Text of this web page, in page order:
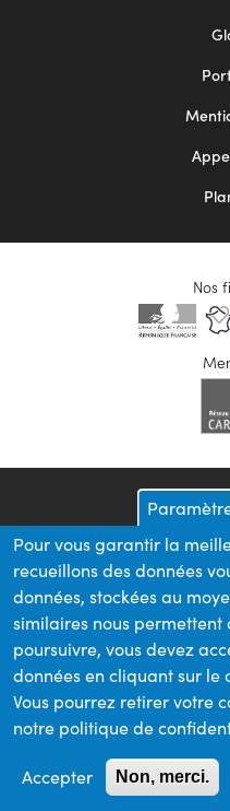
Nos
Pour vous garantir la
recueillons des données
données, stockées au
similaires nous
poursuivre, vous devez
données en cliquant sur le
Vous pourrez retirer votre
notre politique de
Accepter Non, merci.